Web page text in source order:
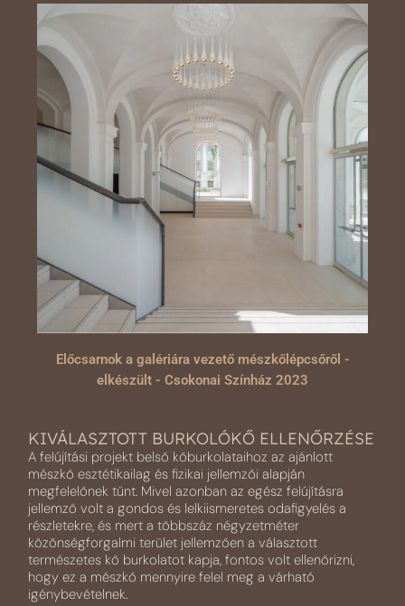
Előcsarnok a galériára vezető mészkőlépcsőről -
elkészült - Csokonai Színház 2023
KIVÁLASZTOTT BURKOLÓKŐ ELLENŐRZÉSE
A felújítási projekt belső kőburkolataihoz az ajánlott
mészkő esztétikailag és fizikai jellemzői alapján
megfelelőnek tűnt. Mivel azonban az egész felújításra
jellemző volt a gondos és lelkiismeretes odafigyelés a
részletekre, és mert a többszáz négyzetméter
közönségforgalmi terület jellemzően a választott
természetes kő burkolatot kapja, fontos volt ellenőrizni,
hogy ez a mészkő mennyire felel meg a várható
igénybevételnek.